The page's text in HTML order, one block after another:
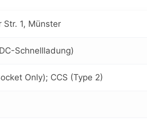
Str. 1, Münster
Schnellladung)
Only); CCS (Type 2)